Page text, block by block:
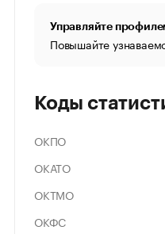
Управляйте
Повышайте
Коды
ОКПО
ОКАТО
ОКТМО
ОКФС